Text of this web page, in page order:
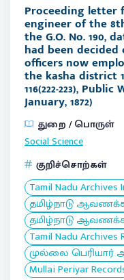
Proceeding
engineer of the
the G.O. No. 190,
had been
officers now
the kasha district
116(222-223),
January, 1872)
துறை / பொருள்
Social Science
குறிச்சொற்கள்
Tamil Nadu Archives
தமிழ்நாடு
தமிழ்நாடு
Tamil Nadu Archives
முல்லை
Mullai Periyar